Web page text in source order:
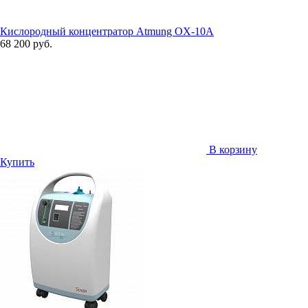
Кислородный концентратор Atmung OX-10A
68 200 руб.
В корзину
Купить